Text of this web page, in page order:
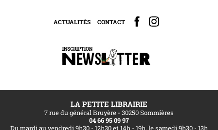
ACTUALITÉS CONTACT
LA PETITE LIBRAIRIE
7 rue du général Bruyère - 30250 Sommières
04 66 95 09 97
Du mardi au vendredi 9h30 - 12h30 et 14h - 19h, le samedi 9h30 - 13h